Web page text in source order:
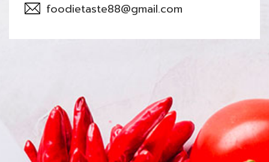
foodietaste88@gmail.com